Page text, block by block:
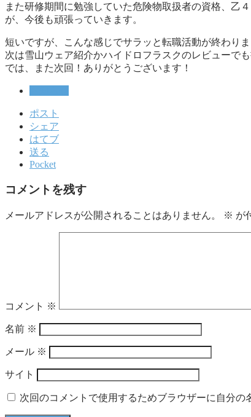
また研修期間に勉強していた危険物取扱者の資格、乙
が、今後も頑張っていきます。
短いですが、こんな感じでサラッと転職活動が終わりま
次は雪山ウェア紹介かハイドロフラスクのレビューで
では、また次回！ありがとうございます！
ポスト
シェア
はてブ
送る
Pocket
コメントを残す
メールアドレスが公開されることはありません。 ※ が
コメント ※
名前 ※
メール ※
サイト
次回のコメントで使用するためブラウザーに自分の